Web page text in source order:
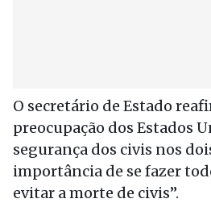
O secretário de Estado
preocupação dos Estados
segurança dos civis nos
importância de se fazer
evitar a morte de civis”.